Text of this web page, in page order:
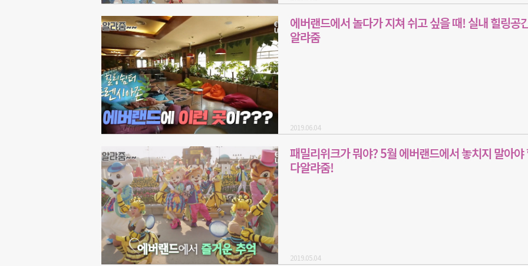
에버랜드에서 놀다가 지쳐 쉬고 싶을 때! 실내 힐링공
알랴줌
2019.06.04
패밀리위크가 뭐야? 5월 에버랜드에서 놓치지 말아야
다알랴줌!
2019.05.04